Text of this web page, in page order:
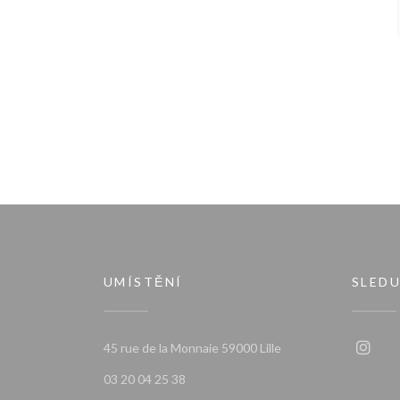
UMÍSTĚNÍ
45 rue de la Monnaie 59000 Lille((otevře se v novém
03 20 04 25 38